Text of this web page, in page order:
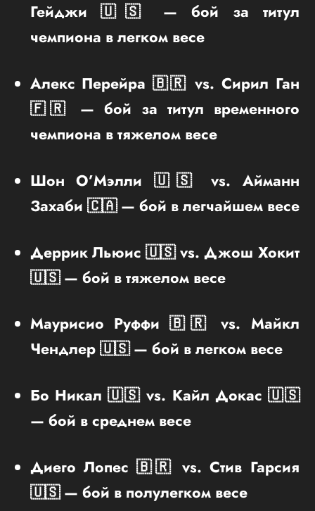
Гейджи 🇺🇸 — бой за титул
чемпиона в легком весе
Алекс Перейра 🇧🇷 vs. Сирил Ган
🇫🇷 — бой за титул временного
чемпиона в тяжелом весе
Шон О’Мэлли 🇺🇸 vs. Айманн
Захаби 🇨🇦 — бой в легчайшем весе
Деррик Льюис 🇺🇸 vs. Джош Хокит
🇺🇸 — бой в тяжелом весе
Маурисио Руффи 🇧🇷 vs. Майкл
Чендлер 🇺🇸 — бой в легком весе
Бо Никал 🇺🇸 vs. Кайл Докас 🇺🇸
— бой в среднем весе
Диего Лопес 🇧🇷 vs. Стив Гарсия
🇺🇸 — бой в полулегком весе